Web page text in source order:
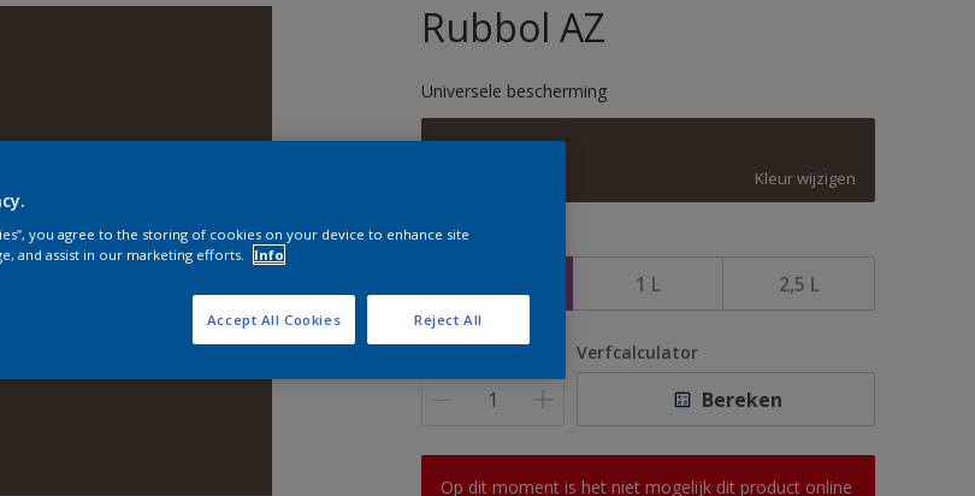
Rubbol AZ
Universele bescherming
Kleur wijzigen
Grootte
1 L 2,5 L
Aantal Verfcalculator
Bereken
Op dit moment is het niet mogelijk dit product online
you agree to the storing of cookies on your device to enhance site
and assist in our marketing efforts.
Info
Reject All
Accept All Cookies